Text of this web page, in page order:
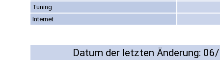
Tuning
Internet
Datum der letzten Änderung: